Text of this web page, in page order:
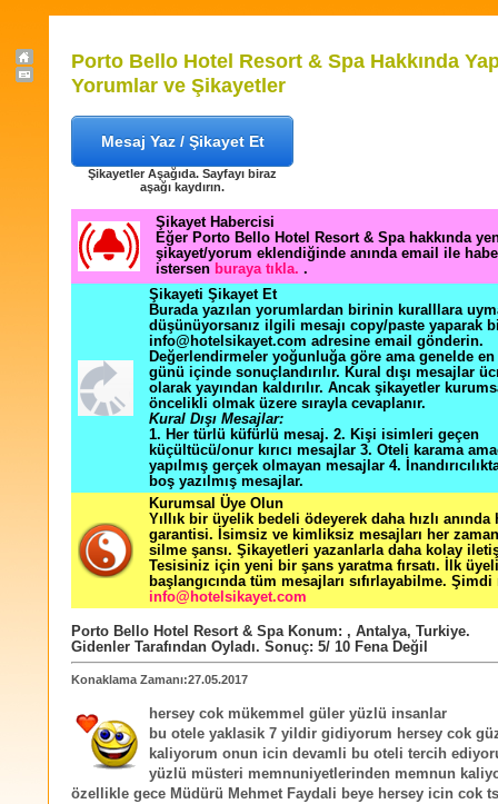
Porto Bello Hotel Resort & Spa Hakkında
Yorumlar ve Şikayetler
Mesaj Yaz / Şikayet Et
Şikayetler Aşağıda. Sayfayı biraz
aşağı kaydırın.
Şikayet Habercisi
Eğer Porto Bello Hotel Resort & Spa hakkında
şikayet/yorum eklendiğinde anında email ile
istersen buraya tıkla. .
Şikayeti Şikayet Et
Burada yazılan yorumlardan birinin kuralllara
düşünüyorsanız ilgili mesajı copy/paste yaparak
info@hotelsikayet.com adresine email gönderin.
Değerlendirmeler yoğunluğa göre ama genelde
günü içinde sonuçlandırılır. Kural dışı mesajlar
olarak yayından kaldırılır. Ancak şikayetler
öncelikli olmak üzere sırayla cevaplanır.
Kural Dışı Mesajlar:
1. Her türlü küfürlü mesaj. 2. Kişi isimleri geçen
küçültücü/onur kırıcı mesajlar 3. Oteli karama
yapılmış gerçek olmayan mesajlar 4.
boş yazılmış mesajlar.
Kurumsal Üye Olun
Yıllık bir üyelik bedeli ödeyerek daha hızlı
garantisi. İsimsiz ve kimliksiz mesajları her zaman
silme şansı. Şikayetleri yazanlarla daha kolay
Tesisiniz için yeni bir şans yaratma fırsatı. İlk
başlangıcında tüm mesajları sıfırlayabilme. Şimdi
info@hotelsikayet.com
Porto Bello Hotel Resort & SpaKonum: , Antalya, Turkiye.
Gidenler Tarafından Oyladı. Sonuç: 5/ 10 Fena Değil
Konaklama Zamanı:27.05.2017
hersey cok mükemmel güler yüzlü insanlar
bu otele yaklasik 7 yildir gidiyorum hersey cok
kaliyorum onun icin devamli bu oteli tercih
yüzlü müsteri memnuniyetlerinden memnun
özellikle gece Müdürü Mehmet Faydali beye hersey icin cok